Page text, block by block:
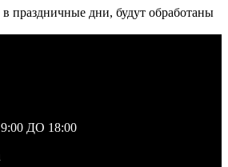
праздничные дни, будут обработаны
ДО 18:00